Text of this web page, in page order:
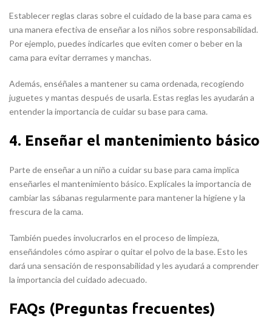
Establecer reglas claras sobre el cuidado de la base para cama es
una manera efectiva de enseñar a los niños sobre responsabilidad.
Por ejemplo, puedes indicarles que eviten comer o beber en la
cama para evitar derrames y manchas.
Además, enséñales a mantener su cama ordenada, recogiendo
juguetes y mantas después de usarla. Estas reglas les ayudarán a
entender la importancia de cuidar su base para cama.
4. Enseñar el mantenimiento básico
Parte de enseñar a un niño a cuidar su base para cama implica
enseñarles el mantenimiento básico. Explícales la importancia de
cambiar las sábanas regularmente para mantener la higiene y la
frescura de la cama.
También puedes involucrarlos en el proceso de limpieza,
enseñándoles cómo aspirar o quitar el polvo de la base. Esto les
dará una sensación de responsabilidad y les ayudará a comprender
la importancia del cuidado adecuado.
FAQs (Preguntas frecuentes)